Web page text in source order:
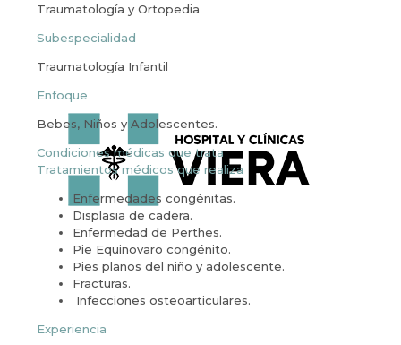
Traumatología y Ortopedia
Subespecialidad
Traumatología Infantil
Enfoque
Bebes, Niños y Adolescentes.
Condiciones médicas que trata
Tratamientos médicos que realiza
Enfermedades congénitas.
Displasia de cadera.
Enfermedad de Perthes.
Pie Equinovaro congénito.
Pies planos del niño y adolescente.
Fracturas.
Infecciones osteoarticulares.
Experiencia